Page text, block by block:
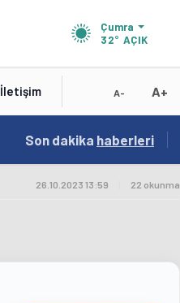
Çumra
32° AÇIK
İletişim A- A+
15:41 / Test
Son dakika haberleri
26.10.2023 13:59 22 okunma